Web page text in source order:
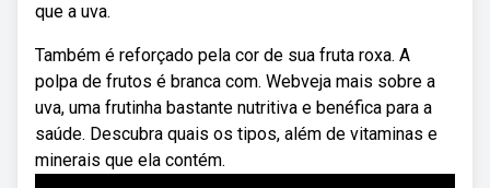
que a uva.
Também é reforçado pela cor de sua fruta roxa. A
polpa de frutos é branca com. Webveja mais sobre a
uva, uma frutinha bastante nutritiva e benéfica para a
saúde. Descubra quais os tipos, além de vitaminas e
minerais que ela contém.